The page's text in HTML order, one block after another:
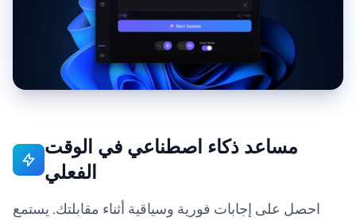
مساعد ذكاء اصطناعي في الوقت
الفعلي
احصل على إجابات فورية وسياقية أثناء مقابلتك. يستمع